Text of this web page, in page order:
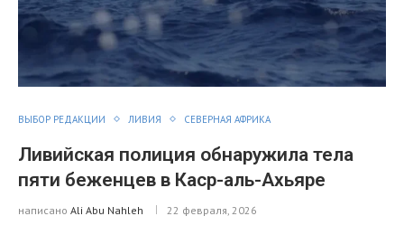
ВЫБОР РЕДАКЦИИ ЛИВИЯ СЕВЕРНАЯ АФРИКА
Ливийская полиция обнаружила тела
пяти беженцев в Каср-аль-Ахьяре
написано Ali Abu Nahleh 22 февраля, 2026